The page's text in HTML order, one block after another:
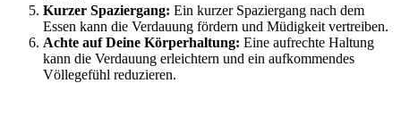
Kurzer Spaziergang: Ein kurzer Spaziergang nach dem
Essen kann die Verdauung fördern und Müdigkeit vertreiben.
Achte auf Deine Körperhaltung: Eine aufrechte Haltung
kann die Verdauung erleichtern und ein aufkommendes
Völlegefühl reduzieren.